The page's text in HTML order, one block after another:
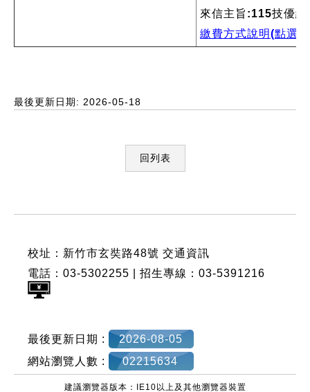
來信主旨:115技優
繳費方式說明(點選)
最後更新日期: 2026-05-18
回列表
校址：新竹市玄奘路48號 交通資訊
電話：03-5302255 | 招生專線：03-5391216
最後更新日期 :
2026-08-05
網站瀏覽人數 :
02215634
建議瀏覽器版本：IE10以上及其他瀏覽器裝置